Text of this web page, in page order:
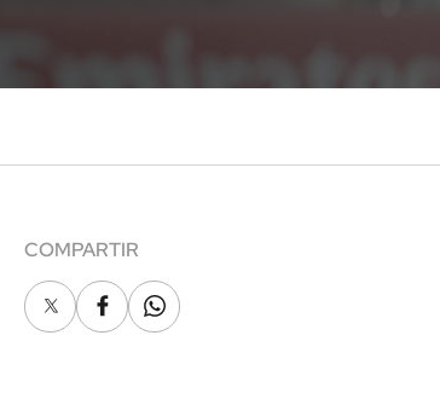
COMPARTIR
X FacebookWhatsapp